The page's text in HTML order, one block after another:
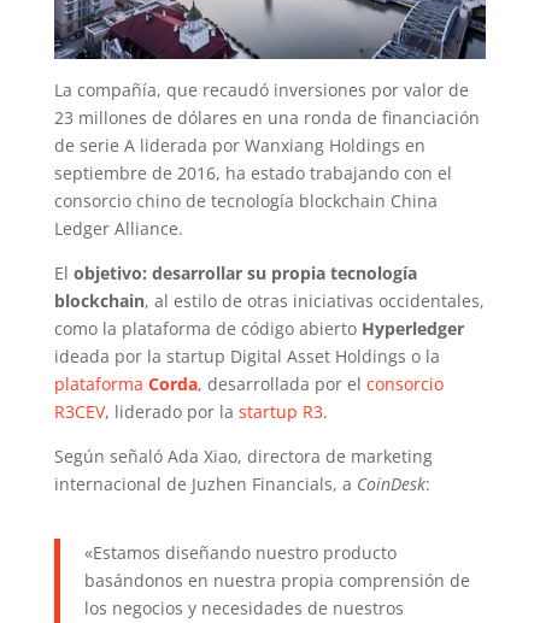
La compañía, que recaudó inversiones por valor de
23 millones de dólares en una ronda de financiación
de serie A liderada por Wanxiang Holdings en
septiembre de 2016, ha estado trabajando con el
consorcio chino de tecnología blockchain China
Ledger Alliance.
El objetivo: desarrollar su propia tecnología
blockchain, al estilo de otras iniciativas occidentales,
como la plataforma de código abierto Hyperledger
ideada por la startup Digital Asset Holdings o la
plataforma Corda, desarrollada por el consorcio
R3CEV, liderado por la startup R3.
Según señaló Ada Xiao, directora de marketing
internacional de Juzhen Financials, a CoinDesk:
«Estamos diseñando nuestro producto
basándonos en nuestra propia comprensión de
los negocios y necesidades de nuestros